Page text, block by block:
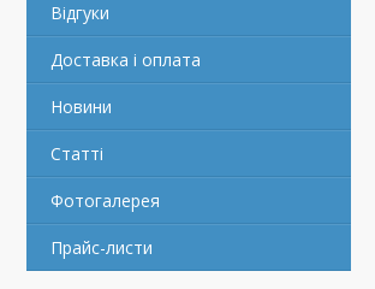
Відгуки
Доставка і оплата
Новини
Статті
Фотогалерея
Прайс-листи